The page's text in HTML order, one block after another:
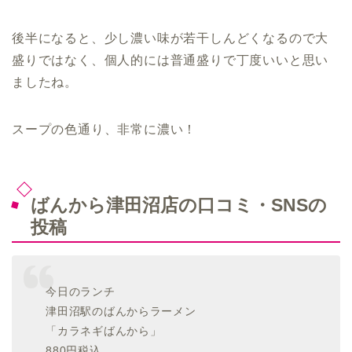
後半になると、少し濃い味が若干しんどくなるので大
盛りではなく、個人的には普通盛りで丁度いいと思い
ましたね。
スープの色通り、非常に濃い！
ばんから津田沼店の口コミ・SNSの
投稿
今日のランチ
津田沼駅のばんからラーメン
「カラネギばんから」